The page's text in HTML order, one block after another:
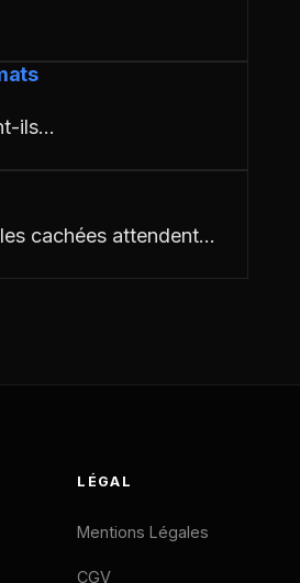
ils…
cachées attendent…
LÉGAL
Mentions Légales
CGV